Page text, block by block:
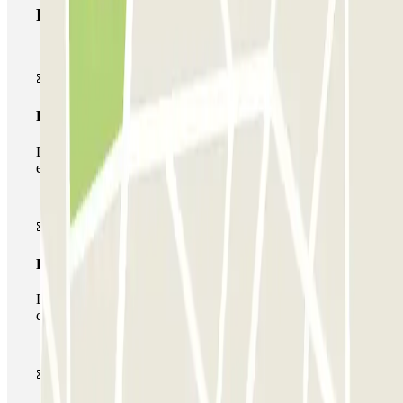
Produtos Parclick
Passe simples
Durante a sua estadia, só poderá entrar e sair do parque de
estacionamento uma vez.
Passe multiestacionamento
Durante a sua estadia, pode utilizar toda a rede de parques
de estacionamento deste operador disponível em Parclick.